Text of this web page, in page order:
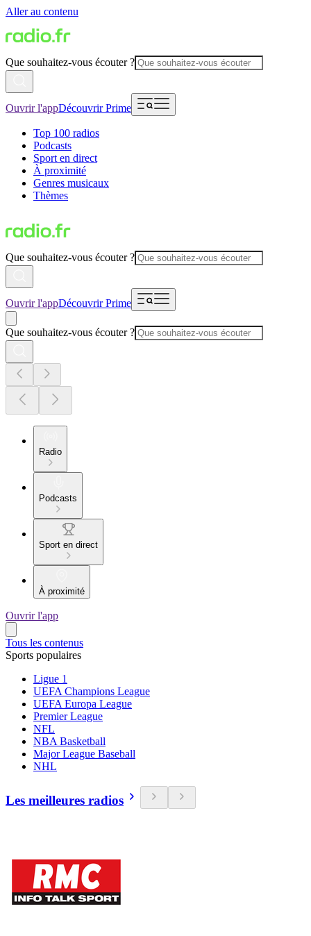
Aller au contenu
Que souhaitez-vous écouter ?
Ouvrir l'appDécouvrir Prime
Top 100 radios
Podcasts
Sport en direct
À proximité
Genres musicaux
Thèmes
Que souhaitez-vous écouter ?
Ouvrir l'appDécouvrir Prime
Que souhaitez-vous écouter ?
Radio
Podcasts
Sport en direct
À proximité
Ouvrir l'app
Tous les contenus
Sports populaires
Ligue 1
UEFA Champions League
UEFA Europa League
Premier League
NFL
NBA Basketball
Major League Baseball
NHL
Les meilleures radios